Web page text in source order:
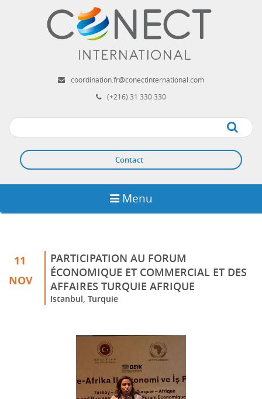
coordination.fr@conectinternational.com
(+216) 31 330 330
Apply
Contact
Menu
11
NOV
PARTICIPATION AU FORUM
ÉCONOMIQUE ET COMMERCIAL ET DES
AFFAIRES TURQUIE AFRIQUE
Istanbul, Turquie